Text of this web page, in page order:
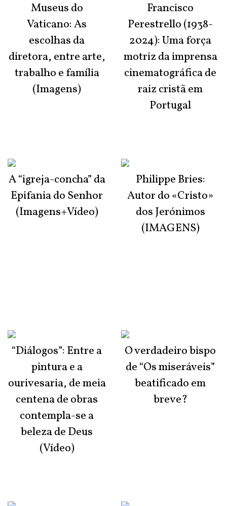
Museus do
Vaticano: As
escolhas da
diretora, entre arte,
trabalho e família
(Imagens)
A “igreja-concha” da
Epifania do Senhor
(Imagens+Vídeo)
“Diálogos”: Entre a
pintura e a
ourivesaria, de meia
centena de obras
contempla-se a
beleza de Deus
(Vídeo)
Francisco
Perestrello (1938-
2024): Uma força
motriz da imprensa
cinematográfica de
raiz cristã em
Portugal
Philippe Bries:
Autor do «Cristo»
dos Jerónimos
(IMAGENS)
O verdadeiro bispo
de “Os miseráveis”
beatificado em
breve?